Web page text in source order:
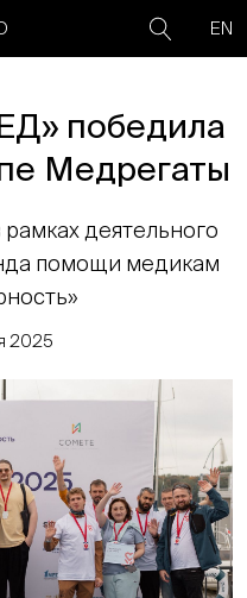
EN
победила
Медрегаты
деятельного
помощи медикам
2025